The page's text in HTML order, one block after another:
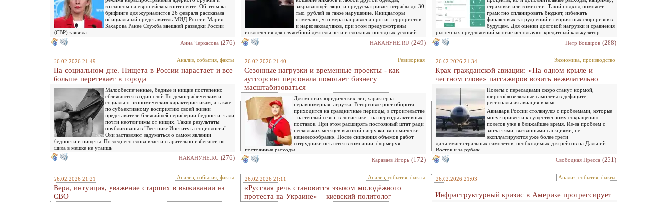
коллапсом на европейском континенте. Об этом на
брифинге для журналистов 26 февраля рассказала
официальный представитель МИД России Мария
Захарова Ранее Служба внешней разведки России
(СВР) заявила
Анна Черкасова (276)
закрывающей лицо, и предусматривает штрафы до 30
тыс. рублей за такое нарушение. Инициаторы
отмечают, что мера направлена против террористов
и наркозакладчиков, при этом предусмотрены
исключения для служебной деятельности и сложных погодных условий.
НАКАНУНЕ.RU (249)
страховки или комиссии. Такой подход поможет
грамотно спланировать бюджет, избежать
финансовых затруднений и неприятных сюрпризов в
будущем. Для оценки долговой нагрузки и сравнения
рыночных предложений многие используют кредитный калькулятор
Петр Боширов (288)
26.02.2026 21:49 Анализ, события, факты
На социальном дне. Нищета в России нарастает и все
больше перетекает в города
Малообеспеченные, бедные и нищие постепенно
сближаются в один слой По демографическим и
социально-экономическим характеристикам, а также
по субъективному восприятию своей жизни
представители ближайшей периферии бедности стали
почти неотличимы от нищих. Такие результаты
опубликованы в "Вестнике Института социологии".
Они заставляют задуматься о самом явлении
бедности и нищеты. Последнего слова власти старательно избегают, но
шила в мешке не утаишь
НАКАНУНЕ.RU (276)
26.02.2026 21:40 Ревизорная
Сезонные нагрузки и временные проекты - как
аутсорсинг персонала помогает бизнесу
масштабироваться
Для многих юридических лиц характерна
неравномерная загрузка. В торговле рост оборота
приходится на праздничные периоды, в строительстве
- на теплый сезон, в логистике - на периоды активных
поставок. При этом расширять постоянный штат ради
нескольких месяцев высокой нагрузки экономически
нецелесообразно. После снижения объемов работ
сотрудники остаются в компании, формируя
постоянные расходы.
Караваев Игорь (172)
26.02.2026 21:34 Экономика, производство
Крах гражданской авиации: «На одном крыле и
честном слове» пассажиров возить нежелательно
Полеты с пересадками скоро станут нормой,
широкофюзеляжные самолеты в дефиците,
региональная авиация в коме
Авиапарк России столкнулся с проблемами, которые
могут привести к существенному сокращению
полетов уже в ближайшее время. Из-за проблем с
запчастями, вызванными санкциями, не
эксплуатируются уже более трети
дальнемагистральных самолетов, необходимых для рейсов на Дальний
Восток и за рубеж.
Свободная Пресса (231)
26.02.2026 21:21 Анализ, события, факты
Вера, интуиция, уважение старших в выживании на
СВО
26.02.2026 21:11 Анализ, события, факты
«Русская речь становится языком молодёжного
протеста на Украине» – киевский политолог
26.02.2026 21:03 Анализ, события, факты
Инфраструктурный кризис в Америке прогрессирует